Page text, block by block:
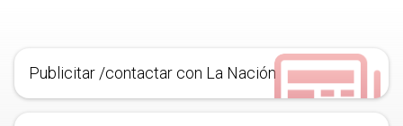
Publicitar /contactar con La Nación